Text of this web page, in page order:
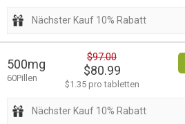
Nächster Kauf 10% Rabatt
500mg
60Pillen
$97.00
$80.99
$1.35 pro tabletten
Nächster Kauf 10% Rabatt